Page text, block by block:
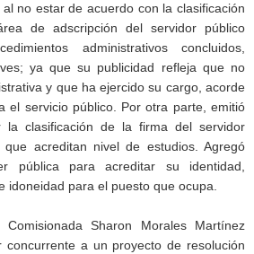
no estar de acuerdo con la clasificación
de adscripción del servidor público
administrativos concluidos,
ya que su publicidad refleja que no
y que ha ejercido su cargo, acorde
el servicio público. Por otra parte, emitió
la clasificación de la firma del servidor
que acreditan nivel de estudios. Agregó
pública para acreditar su identidad,
idoneidad para el puesto que ocupa.
Sharon Morales Martínez
concurrente a un proyecto de resolución